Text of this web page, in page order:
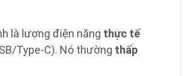
là lượng điện năng thực tế
Type-C). Nó thường thấp